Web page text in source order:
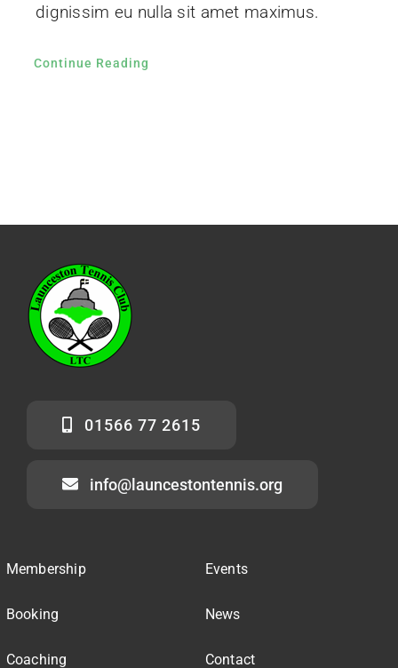
dignissim eu nulla sit amet maximus.
Continue Reading
01566 77 2615
info@launcestontennis.org
Membership
Booking
Coaching
Events
News
Contact